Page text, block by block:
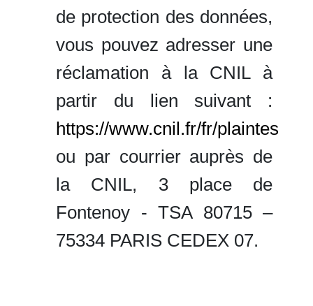
de protection des données,
vous pouvez adresser une
réclamation à la CNIL à
partir du lien suivant :
https://www.cnil.fr/fr/plaintes
ou par courrier auprès de
la CNIL, 3 place de
Fontenoy - TSA 80715 –
75334 PARIS CEDEX 07.